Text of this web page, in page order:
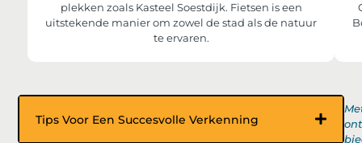
plekken zoals Kasteel Soestdijk. Fietsen is een
uitstekende manier om zowel de stad als de natuur
te ervaren.
Tips Voor Een Succesvolle Verkenning